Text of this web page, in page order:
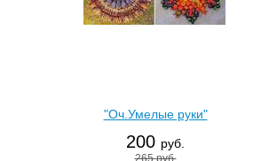
"Оч.Умелые руки"
200 руб.